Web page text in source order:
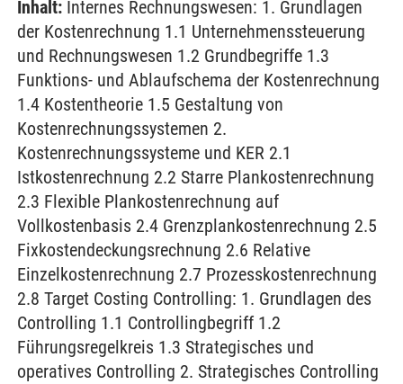
Inhalt: Internes Rechnungswesen: 1. Grundlagen
der Kostenrechnung 1.1 Unternehmenssteuerung
und Rechnungswesen 1.2 Grundbegriffe 1.3
Funktions- und Ablaufschema der Kostenrechnung
1.4 Kostentheorie 1.5 Gestaltung von
Kostenrechnungssystemen 2.
Kostenrechnungssysteme und KER 2.1
Istkostenrechnung 2.2 Starre Plankostenrechnung
2.3 Flexible Plankostenrechnung auf
Vollkostenbasis 2.4 Grenzplankostenrechnung 2.5
Fixkostendeckungsrechnung 2.6 Relative
Einzelkostenrechnung 2.7 Prozesskostenrechnung
2.8 Target Costing Controlling: 1. Grundlagen des
Controlling 1.1 Controllingbegriff 1.2
Führungsregelkreis 1.3 Strategisches und
operatives Controlling 2. Strategisches Controlling